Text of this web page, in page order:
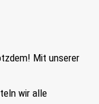
Mit unserer
wir alle